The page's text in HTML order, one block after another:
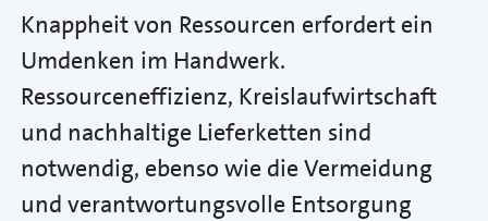
Knappheit von Ressourcen erfordert ein
Umdenken im Handwerk.
Ressourceneffizienz, Kreislaufwirtschaft
und nachhaltige Lieferketten sind
notwendig, ebenso wie die Vermeidung
und verantwortungsvolle Entsorgung